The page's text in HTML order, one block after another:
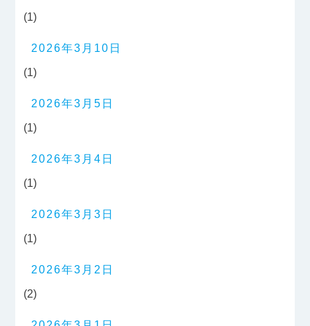
(1)
2026年3月10日
(1)
2026年3月5日
(1)
2026年3月4日
(1)
2026年3月3日
(1)
2026年3月2日
(2)